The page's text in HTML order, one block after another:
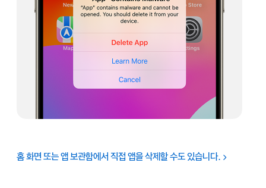
홈 화면 또는 앱 보관함에서 직접 앱을 삭제할 수도 있습니다.